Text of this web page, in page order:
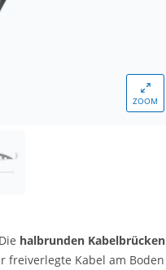
ZOOM
Die halbrunden Kabelbrücken
freiverlegte Kabel am Boden